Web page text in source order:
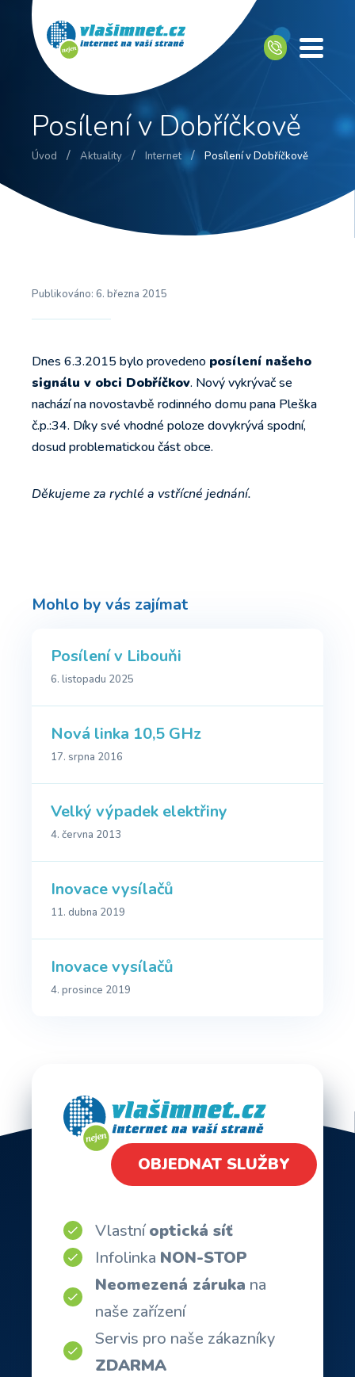
Posílení v Dobříčkově
Úvod / Aktuality / Internet / Posílení v Dobříčkově
Publikováno: 6. března 2015
Dnes 6.3.2015 bylo provedeno posílení našeho
signálu v obci Dobříčkov. Nový vykrývač se
nachází na novostavbě rodinného domu pana Pleška
č.p.:34. Díky své vhodné poloze dovykrývá spodní,
dosud problematickou část obce.
Děkujeme za rychlé a vstřícné jednání.
Mohlo by vás zajímat
Posílení v Libouňi
6. listopadu 2025
Nová linka 10,5 GHz
17. srpna 2016
Velký výpadek elektřiny
4. června 2013
Inovace vysílačů
11. dubna 2019
Inovace vysílačů
4. prosince 2019
OBJEDNAT SLUŽBY
Vlastníoptická síť
Infolinka NON-STOP
Neomezená záruka na
naše zařízení
Servis pro naše zákazníky
ZDARMA